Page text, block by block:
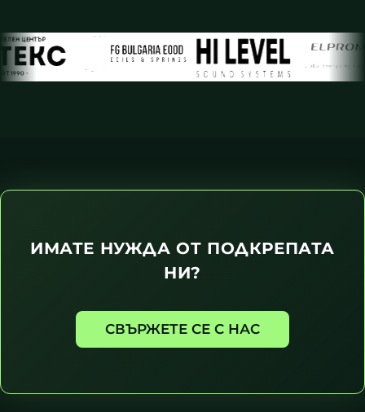
ИМАТЕ НУЖДА ОТ ПОДКРЕПАТА
НИ?
СВЪРЖЕТЕ СЕ С НАС